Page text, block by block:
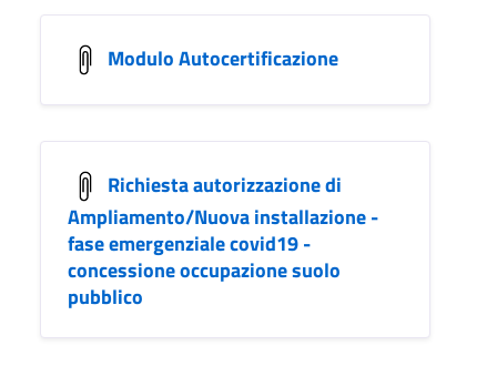
Modulo Autocertificazione
Richiesta autorizzazione di
Ampliamento/Nuova installazione -
fase emergenziale covid19 -
concessione occupazione suolo
pubblico